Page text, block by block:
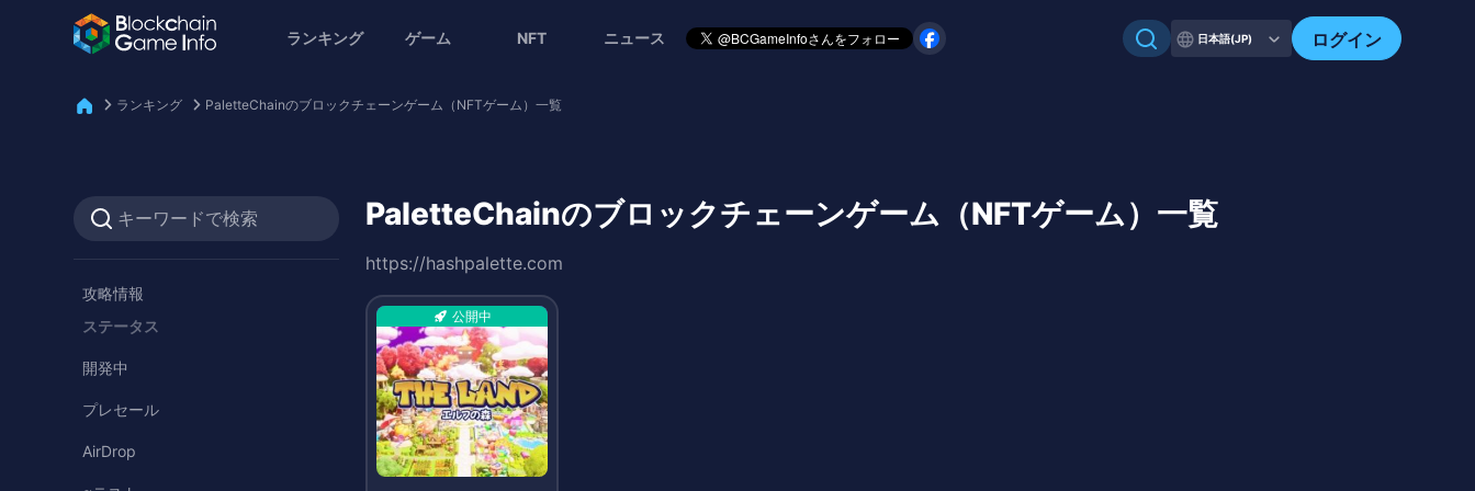
ランキング ゲーム NFT ニュース 日本語(JP) ログイン
自分のアセットを確認
ランキング PaletteChainのブロックチェーンゲーム（NFTゲーム）一覧
攻略情報
ステータス
開発中
プレセール
AirDrop
PaletteChainのブロックチェーンゲーム（NFTゲーム）一覧
https://hashpalette.com
公開中